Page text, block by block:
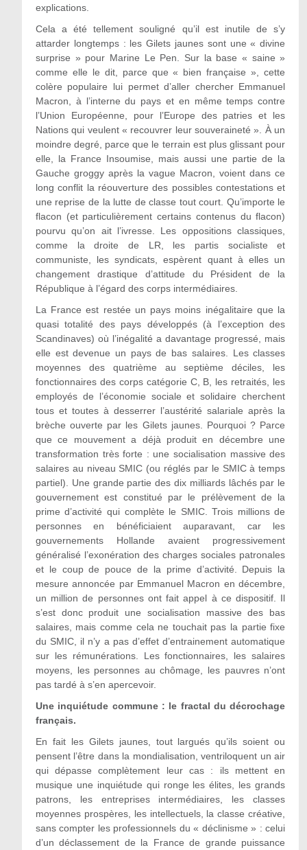
explications.
Cela a été tellement souligné qu’il est inutile de s’y
attarder longtemps : les Gilets jaunes sont une « divine
surprise » pour Marine Le Pen. Sur la base « saine »
comme elle le dit, parce que « bien française », cette
colère populaire lui permet d’aller chercher Emmanuel
Macron, à l’interne du pays et en même temps contre
l’Union Européenne, pour l’Europe des patries et les
Nations qui veulent « recouvrer leur souveraineté ». À un
moindre degré, parce que le terrain est plus glissant pour
elle, la France Insoumise, mais aussi une partie de la
Gauche groggy après la vague Macron, voient dans ce
long conflit la réouverture des possibles contestations et
une reprise de la lutte de classe tout court. Qu’importe le
flacon (et particulièrement certains contenus du flacon)
pourvu qu’on ait l’ivresse. Les oppositions classiques,
comme la droite de LR, les partis socialiste et
communiste, les syndicats, espèrent quant à elles un
changement drastique d’attitude du Président de la
République à l’égard des corps intermédiaires.
La France est restée un pays moins inégalitaire que la
quasi totalité des pays développés (à l’exception des
Scandinaves) où l’inégalité a davantage progressé, mais
elle est devenue un pays de bas salaires. Les classes
moyennes des quatrième au septième déciles, les
fonctionnaires des corps catégorie C, B, les retraités, les
employés de l’économie sociale et solidaire cherchent
tous et toutes à desserrer l’austérité salariale après la
brèche ouverte par les Gilets jaunes. Pourquoi ? Parce
que ce mouvement a déjà produit en décembre une
transformation très forte : une socialisation massive des
salaires au niveau SMIC (ou réglés par le SMIC à temps
partiel). Une grande partie des dix milliards lâchés par le
gouvernement est constitué par le prélèvement de la
prime d’activité qui complète le SMIC. Trois millions de
personnes en bénéficiaient auparavant, car les
gouvernements Hollande avaient progressivement
généralisé l’exonération des charges sociales patronales
et le coup de pouce de la prime d’activité. Depuis la
mesure annoncée par Emmanuel Macron en décembre,
un million de personnes ont fait appel à ce dispositif. Il
s’est donc produit une socialisation massive des bas
salaires, mais comme cela ne touchait pas la partie fixe
du SMIC, il n’y a pas d’effet d’entrainement automatique
sur les rémunérations. Les fonctionnaires, les salaires
moyens, les personnes au chômage, les pauvres n’ont
pas tardé à s’en apercevoir.
Une inquiétude commune : le fractal du décrochage
français.
En fait les Gilets jaunes, tout largués qu’ils soient ou
pensent l’être dans la mondialisation, ventriloquent un air
qui dépasse complètement leur cas : ils mettent en
musique une inquiétude qui ronge les élites, les grands
patrons, les entreprises intermédiaires, les classes
moyennes prospères, les intellectuels, la classe créative,
sans compter les professionnels du « déclinisme » : celui
d’un déclassement de la France de grande puissance